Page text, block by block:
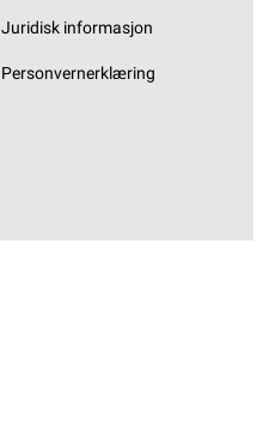
Juridisk informasjon
Personvernerklæring